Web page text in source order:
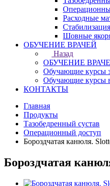
Расходные
Стабилизация
Шовные
ОБУЧЕНИЕ ВРАЧЕЙ
Назад
ОБУЧЕНИЕ
Обучающие курсы
Обучающие курсы
КОНТАКТЫ
Главная
Продукты
Тазобедренный сустав
Операционный доступ
Бороздчатая канюля.
Бороздчатая